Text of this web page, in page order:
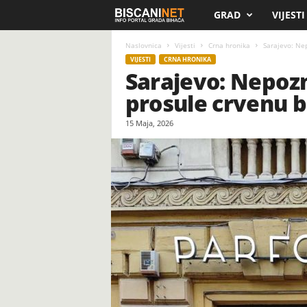
i
c
n
i
.
n
e
GRAD VIJESTI
Naslovnica Vijesti Crna hronika Sarajevo:
VIJESTI CRNA HRONIKA
Sarajevo:
prosule crvenu
15 Maja, 2026